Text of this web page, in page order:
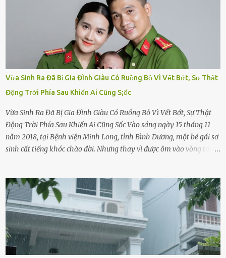
Vừa Sinh Ra Đã Bị Gia Đình Giàu Có Ruồng Bỏ Vì Vết Bớt, Sự Thật
Động Trời Phía Sau Khiến Ai Cũng S;ốc
Vừa Sinh Ra Đã Bị Gia Đình Giàu Có Ruồng Bỏ Vì Vết Bớt, Sự Thật
Động Trời Phía Sau Khiến Ai Cũng Sốc Vào sáng ngày 15 tháng 11
năm 2018, tại Bệnh viện Minh Long, tỉnh Bình Dương, một bé gái sơ
sinh cất tiếng khóc chào đời. Nhưng thay vì được ôm vào vòng tay
hảo, địa vị cao sang của ông Trần Quốc Tùng xem như điềm gở. Ông
Tùng, một doanh nhân quyền lực có tiếng ở Bình Dương, cùng vợ là
bà Đỗ Thị Nga, lập tức ra quyết định nhẫn tâm: bỏ lại đứa trẻ. Họ
viện cớ “không đủ khả năng nuôi dưỡng” và ký vào giấy từ chối
quyền giám hộ, yêu cầu bệnh viện xử lý bé như một trường hợp bị
bỏ rơi. Trong khi ấy, con gái ruột của họ – Trần Lệ Mi – vẫn đang